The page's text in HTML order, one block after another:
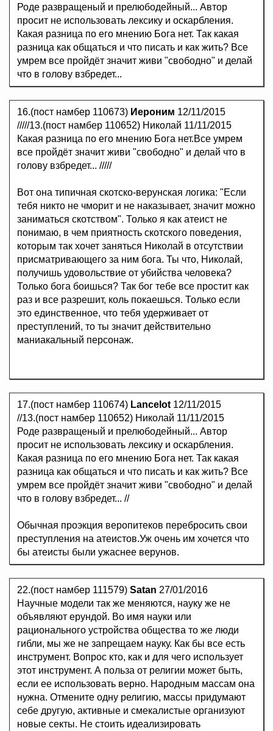
Роде развращеный и прелюбодейный... Автор
просит не использовать лексику и оскарбления.
Какая разница по его мнению Бога нет. Так какая
разница как общаться и что писать и как жить? Все
умрем все пройдёт значит живи "свободно" и делай
что в голову взбредет...
16.(пост намбер 110673) Иероним 12/11/2015
/////13.(пост намбер 110652) Николай 11/11/2015
Какая разница по его мнению Бога нет.Все умрем
все пройдёт значит живи "свободно" и делай что в
голову взбредет... /////
Вот она типичная скотско-верунская логика: "Если
тебя никто не чморит и не наказывает, значит можно
заниматься скотством". Только я как атеист не
понимаю, в чем приятность скотского поведения,
которым так хочет заняться Николай в отсутствии
присматривающего за ним бога. Ты что, Николай,
получишь удовольствие от убийства человека?
Только бога боишься? Так бог тебе все простит как
раз и все разрешит, коль покаешься. Только если
это единственное, что тебя удерживает от
преступлений, то ты значит действительно
маниакальный персонаж.
17.(пост намбер 110674) Lancelot 12/11/2015
//13.(пост намбер 110652) Николай 11/11/2015
Роде развращеный и прелюбодейный... Автор
просит не использовать лексику и оскарбления.
Какая разница по его мнению Бога нет. Так какая
разница как общаться и что писать и как жить? Все
умрем все пройдёт значит живи "свободно" и делай
что в голову взбредет... //
Обычная проэкция веропитеков перебросить свои
преступления на атеистов.Уж очень им хочется что
бы атеисты были ужаснее верунов.
22.(пост намбер 111579) Satan 27/01/2016
Научные модели так же меняются, науку же не
объявляют ерундой. Во имя науки или
рационального устройства общества то же люди
гибли, мы же не запрещаем науку. Как бы все есть
инструмент. Вопрос кто, как и для чего использует
этот инструмент. А польза от религии может быть,
если ее использовать верно. Народным массам она
нужна. Отмените одну религию, массы придумают
себе другую, активные и смекалистые организуют
новые секты. Не стоить идеализировать